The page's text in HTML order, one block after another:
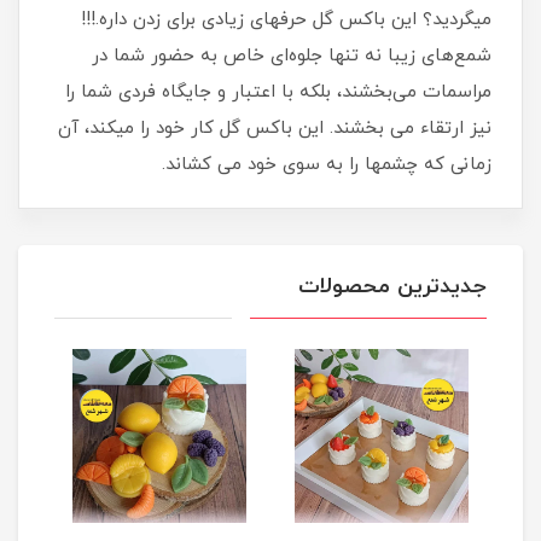
میگردید؟ این باکس گل حرفهای زیادی برای زدن داره.!!!
شمع‌های زیبا نه تنها جلوه‌ای خاص به حضور شما در
مراسمات می‌بخشند، بلکه با اعتبار و جایگاه فردی شما را
نیز ارتقاء می بخشند. این باکس گل کار خود را میکند، آن
زمانی که چشمها را به سوی خود می کشاند.
جدیدترین محصولات